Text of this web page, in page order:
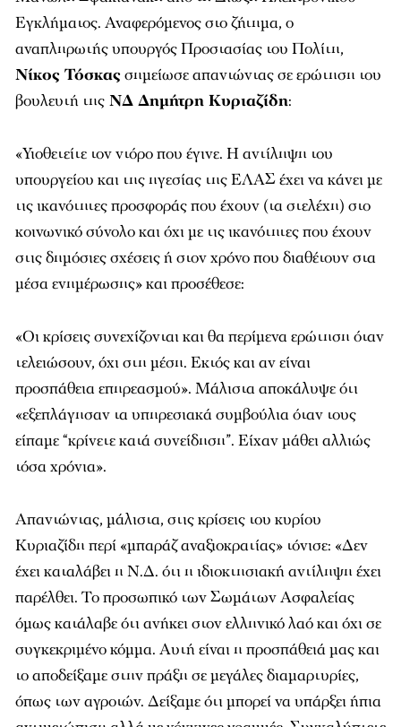
Εγκλήματος. Αναφερόμενος στο ζήτημα, ο
αναπληρωτής υπουργός Προστασίας του Πολίτη,
Νίκος Τόσκαςσημείωσε απαντώντας σε ερώτηση του
βουλευτή της ΝΔ Δημήτρη Κυριαζίδη:
«Υιοθετείτε τον ντόρο που έγινε. Η αντίληψη του
υπουργείου και της ηγεσίας της ΕΛΑΣ έχει να κάνει με
τις ικανότητες προσφοράς που έχουν (τα στελέχη) στο
κοινωνικό σύνολο και όχι με τις ικανότητες που έχουν
στις δημόσιες σχέσεις ή στον χρόνο που διαθέτουν στα
μέσα ενημέρωσης» και προσέθεσε:
«Οι κρίσεις συνεχίζονται και θα περίμενα ερώτηση όταν
τελειώσουν, όχι στη μέση. Εκτός και αν είναι
προσπάθεια επηρεασμού». Μάλιστα αποκάλυψε ότι
«εξεπλάγησαν τα υπηρεσιακά συμβούλια όταν τους
είπαμε “κρίνετε κατά συνείδηση”. Είχαν μάθει αλλιώς
τόσα χρόνια».
Απαντώντας, μάλιστα, στις κρίσεις του κυρίου
Κυριαζίδη περί «μπαράζ αναξιοκρατίας» τόνισε: «Δεν
έχει καταλάβει η Ν.Δ. ότι η ιδιοκτησιακή αντίληψη έχει
παρέλθει. Το προσωπικό των Σωμάτων Ασφαλείας
όμως κατάλαβε ότι ανήκει στον ελληνικό λαό και όχι σε
συγκεκριμένο κόμμα. Αυτή είναι η προσπάθειά μας και
το αποδείξαμε στην πράξη σε μεγάλες διαμαρτυρίες,
όπως των αγροτών. Δείξαμε ότι μπορεί να υπάρξει ήπια